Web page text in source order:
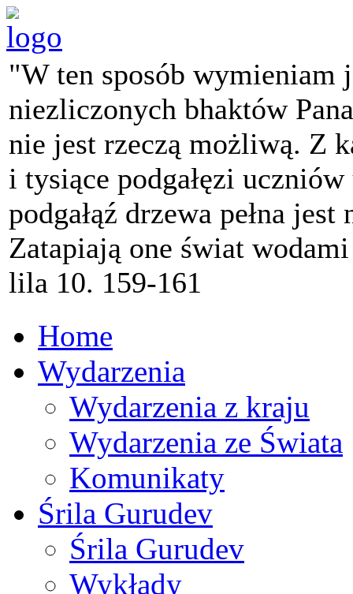
"W ten sposób wymieniam
niezliczonych bhaktów
nie jest rzeczą możliwą. Z
i tysiące podgałęzi
podgałąź drzewa pełna
Zatapiają one świat
lila 10. 159-161
Home
Wydarzenia
Wydarzenia z kraju
Wydarzenia ze Świata
Komunikaty
Śrila Gurudev
Śrila Gurudev
Wykłady